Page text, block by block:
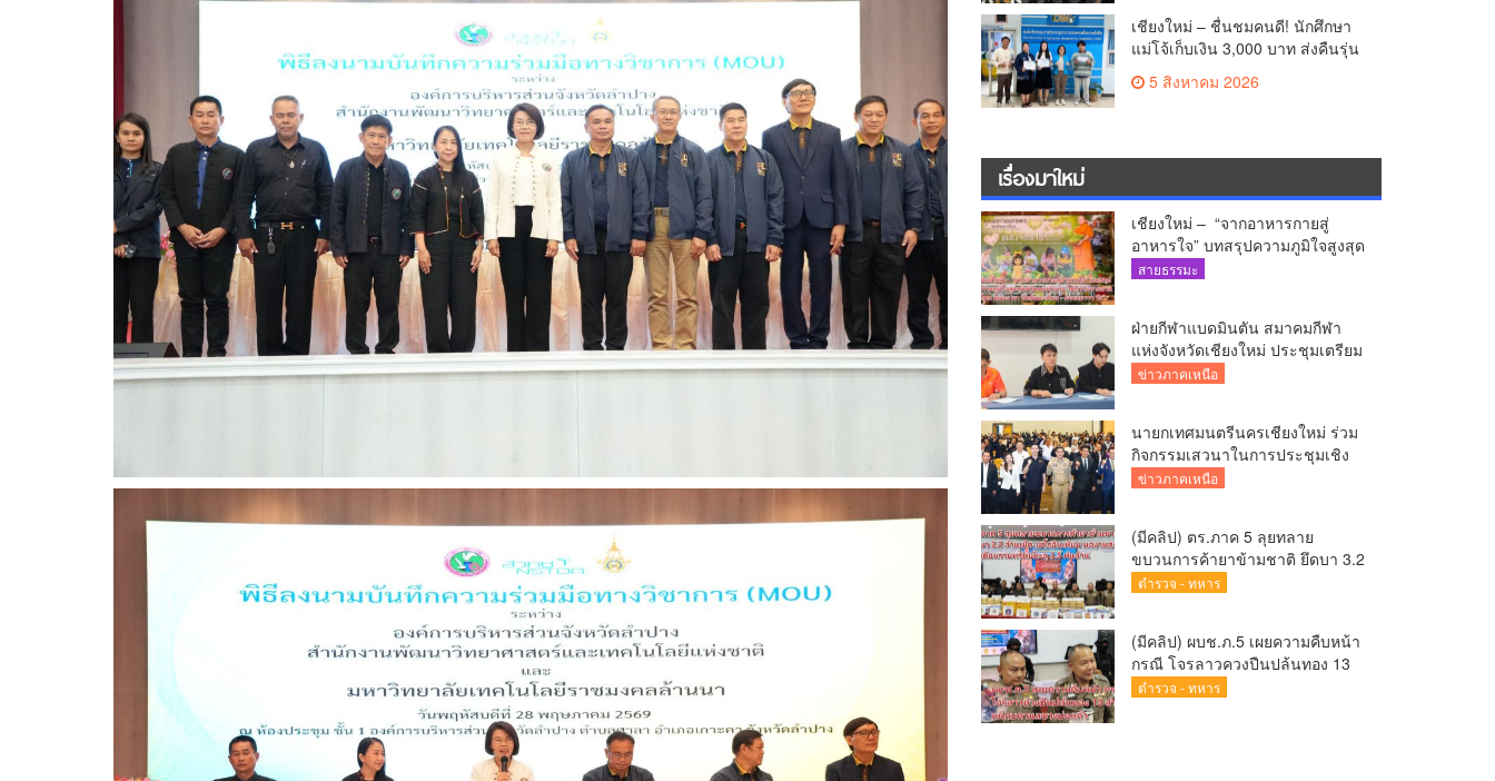
เชียงใหม่ – ชื่นชมคนดี! นักศึกษา
แม่โจ้เก็บเงิน 3,000 บาท ส่งคืนรุ่น
พี่ คณบดีฯ มอบเกียรติบัตรเชิดชู
“ลูกแม่โจ้เลิศน้ำใจ”
5 สิงหาคม 2026
เรื่องมาใหม่
เชียงใหม่ – “จากอาหารกายสู่
อาหารใจ” บทสรุปความภูมิใจสูงสุด
ชีวิตคนทำงาน ได้ถวายรายงาน
สายธรรมะ
ฝ่ายกีฬาแบดมินตัน สมาคมกีฬา
แห่งจังหวัดเชียงใหม่ ประชุมเตรียม
ความพร้อมคัดเลือกนักกีฬาเยาวชน
ข่าวภาคเหนือ
นายกเทศมนตรีนครเชียงใหม่ ร่วม
กิจกรรมเสวนาในการประชุมเชิง
ปฏิบัติการป้องกันการทุจริตเชิงรุก
Sandbox)
ข่าวภาคเหนือ
(มีคลิป) ตร.ภาค 5 ลุยทลาย
ขบวนการค้ายาข้ามชาติ ยึดบา 3.2
ล้านเม็ด-เฮโรอีนเพียบ ผลงาน
ตำรวจ - ทหาร
(มีคลิป) ผบช.ภ.5 เผยความคืบหน้า
กรณี โจรลาวควงปืนปล้นทอง 13
ล้าน หนีกบดานแขวงบ่อแก้ว
ตำรวจ - ทหาร